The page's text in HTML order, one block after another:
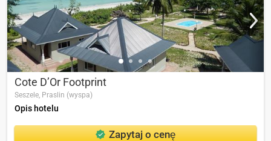
Cote D’Or Footprint
Seszele, Praslin (wyspa)
Opis hotelu
Zapytaj o cenę